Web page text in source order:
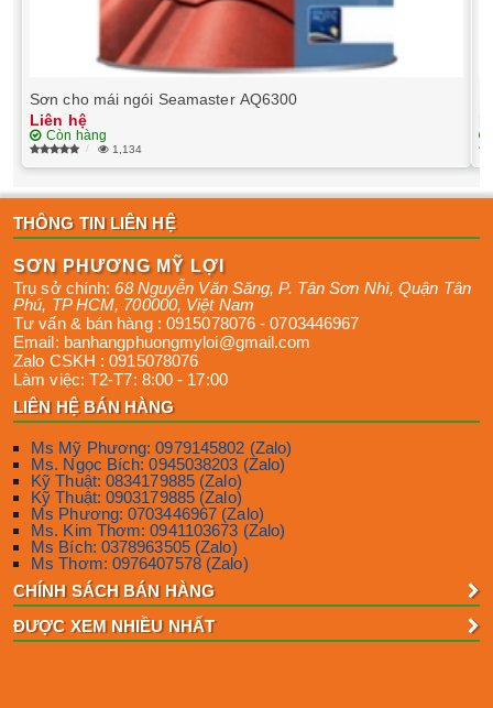
Sơn cho mái ngói Seamaster AQ6300
Liên hệ
Còn hàng
1,134
THÔNG TIN LIÊN HỆ
SƠN PHƯƠNG MỸ LỢI
Trụ sở chính:68 Nguyễn Văn Săng, P. Tân Sơn Nhì,Quận Tân
Phú, TP HCM, 700000, Việt Nam
Tư vấn & bán hàng : 0915078076 -0703446967
Email: banhangphuongmyloi@gmail.com
Zalo CSKH :0915078076
Làm việc: T2-T7: 8:00 - 17:00
LIÊN HỆ BÁN HÀNG
Ms Mỹ Phương: 0979145802 (Zalo)
Ms. Ngọc Bích: 0945038203 (Zalo)
Kỹ Thuật: 0834179885 (Zalo)
Kỹ Thuật: 0903179885 (Zalo)
Ms Phương: 0703446967 (Zalo)
Ms. Kim Thơm: 0941103673 (Zalo)
Ms Bích: 0378963505 (Zalo)
Ms Thơm: 0976407578 (Zalo)
CHÍNH SÁCH BÁN HÀNG
ĐƯỢC XEM NHIỀU NHẤT